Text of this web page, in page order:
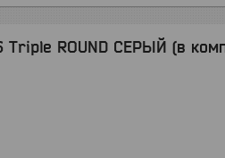
Triple ROUND СЕРЫЙ (в